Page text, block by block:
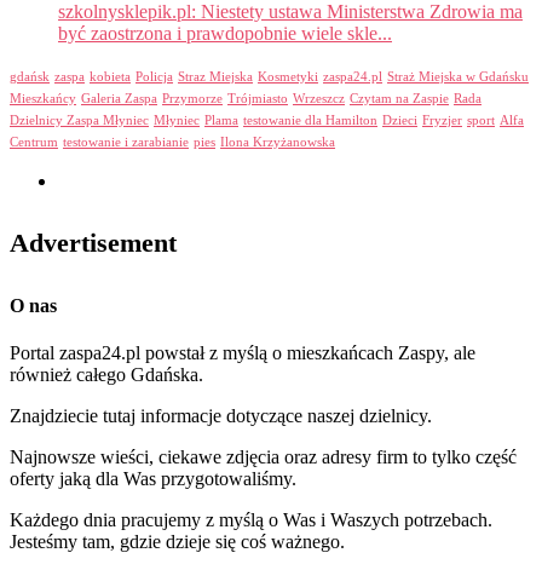
szkolnysklepik.pl: Niestety ustawa Ministerstwa Zdrowia ma
być zaostrzona i prawdopobnie wiele skle...
gdańsk zaspa kobieta Policja Straz Miejska Kosmetyki zaspa24.pl Straż Miejska w Gdańsku
Mieszkańcy Galeria Zaspa Przymorze Trójmiasto Wrzeszcz Czytam na Zaspie Rada
Dzielnicy Zaspa Młyniec Młyniec Plama testowanie dla Hamilton Dzieci Fryzjer sport Alfa
Centrum testowanie i zarabianie pies Ilona Krzyżanowska
Advertisement
O nas
Portal zaspa24.pl powstał z myślą o mieszkańcach Zaspy, ale
również całego Gdańska.
Znajdziecie tutaj informacje dotyczące naszej dzielnicy.
Najnowsze wieści, ciekawe zdjęcia oraz adresy firm to tylko część
oferty jaką dla Was przygotowaliśmy.
Każdego dnia pracujemy z myślą o Was i Waszych potrzebach.
Jesteśmy tam, gdzie dzieje się coś ważnego.